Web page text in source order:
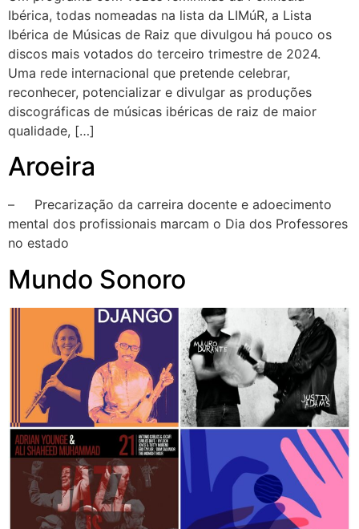
Ibérica, todas nomeadas na lista da LIMúR, a Lista
Ibérica de Músicas de Raiz que divulgou há pouco os
discos mais votados do terceiro trimestre de 2024.
Uma rede internacional que pretende celebrar,
reconhecer, potencializar e divulgar as produções
discográficas de músicas ibéricas de raiz de maior
qualidade, […]
Aroeira
– Precarização da carreira docente e adoecimento
mental dos profissionais marcam o Dia dos Professores
no estado
Mundo Sonoro